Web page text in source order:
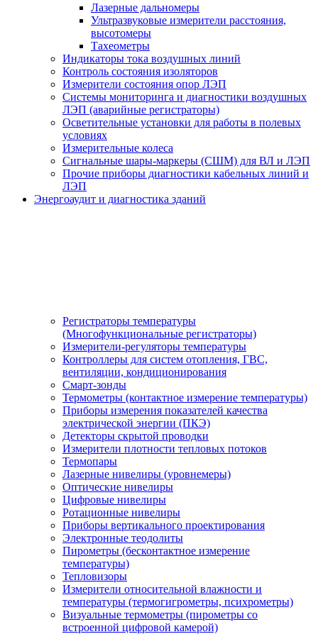
Лазерные дальномеры
Ультразвуковые измерители расстояния,
высотомеры
Тахеометры
Индикаторы тока воздушных линий
Контроль состояния изоляторов
Измерители состояния опор ЛЭП
Системы мониторинга и диагностики воздушных
ЛЭП (аварийные регистраторы)
Осветительные установки для работы в полевых
условиях
Измерительные колеса
Сигнальные шары-маркеры (СШМ) для ВЛ и ЛЭП
Прочие приборы диагностики кабельных линий и
ЛЭП
Энергоаудит и диагностика зданий
Регистраторы температуры
(Многофункциональные регистраторы)
Измерители-регуляторы температуры
Контроллеры для систем отопления, ГВС,
вентиляции, кондиционирования
Смарт-зонды
Термометры (контактное измерение температуры)
Приборы измерения показателей качества
электрической энергии (ПКЭ)
Детекторы скрытой проводки
Измерители плотности тепловых потоков
Термопары
Лазерные нивелиры (уровнемеры)
Оптические нивелиры
Цифровые нивелиры
Ротационные нивелиры
Приборы вертикального проектирования
Электронные теодолиты
Пирометры (бесконтактное измерение
температуры)
Тепловизоры
Измерители относительной влажности и
температуры (термогигрометры, психрометры)
Визуальные термометры (пирометры со
встроенной цифровой камерой)